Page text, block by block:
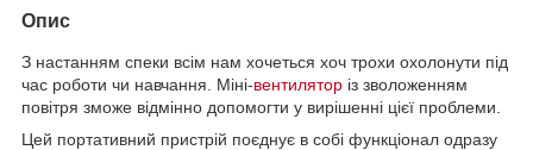
Опис
З настанням спеки всім нам хочеться хоч трохи охолонути під
час роботи чи навчання. Міні-вентилятор із зволоженням
повітря зможе відмінно допомогти у вирішенні цієї проблеми.
Цей портативний пристрій поєднує в собі функціонал одразу